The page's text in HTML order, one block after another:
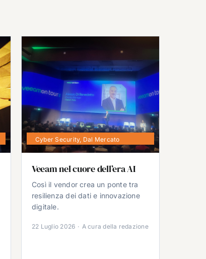
Cyber Security, Dal Mercato
Veeam nel cuore dell’era AI
Così il vendor crea un ponte tra
resilienza dei dati e innovazione
digitale.
22 Luglio 2026 · A cura della redazione